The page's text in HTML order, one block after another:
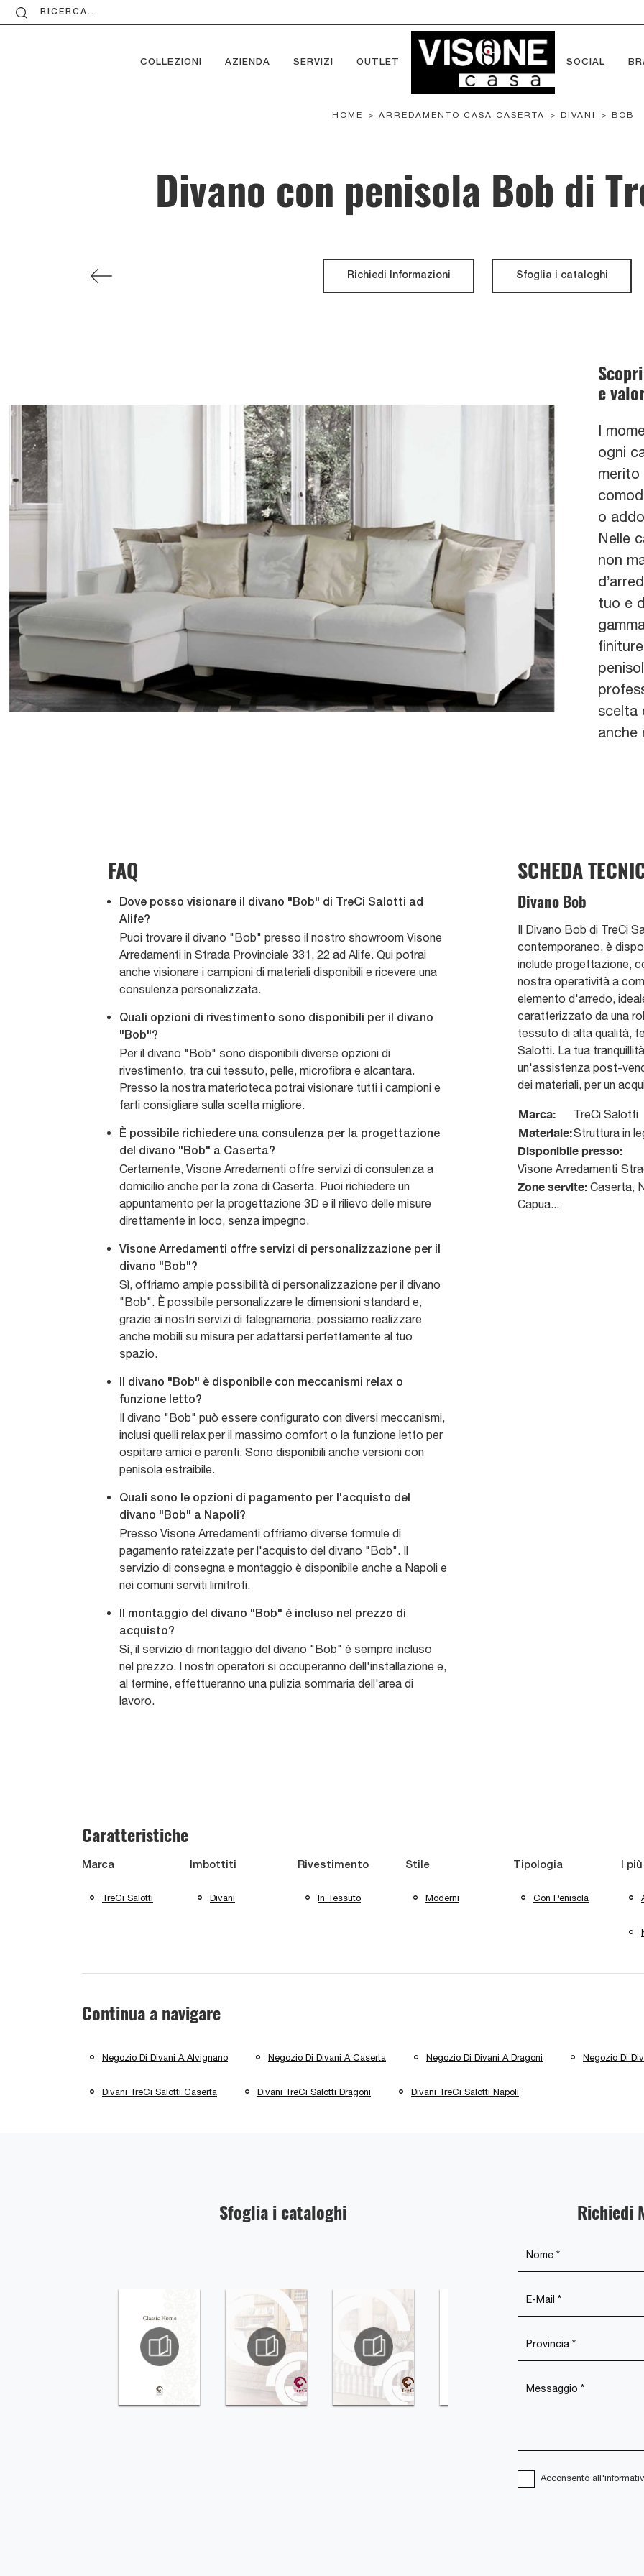
RICERCA...
COLLEZIONI AZIENDA SERVIZI OUTLET SOCIAL
HOME > ARREDAMENTO CASA CASERTA > DIVANI > BOB
Divano con penisola Bob di
Richiedi Informazioni Sfoglia i cataloghi
e
I
ogni
merito
o
Nelle
non
tuo e
scelta
anche
FAQ
Dove posso visionare il divano "Bob" di TreCi Salotti ad
Alife?
Puoi trovare il divano "Bob" presso il nostro showroom Visone
Arredamenti in Strada Provinciale 331, 22 ad Alife. Qui potrai
anche visionare i campioni di materiali disponibili e ricevere una
consulenza personalizzata.
Quali opzioni di rivestimento sono disponibili per il divano
"Bob"?
Per il divano "Bob" sono disponibili diverse opzioni di
rivestimento, tra cui tessuto, pelle, microfibra e alcantara.
Presso la nostra materioteca potrai visionare tutti i campioni e
farti consigliare sulla scelta migliore.
È possibile richiedere una consulenza per la progettazione
del divano "Bob" a Caserta?
Certamente, Visone Arredamenti offre servizi di consulenza a
domicilio anche per la zona di Caserta. Puoi richiedere un
appuntamento per la progettazione 3D e il rilievo delle misure
direttamente in loco, senza impegno.
Visone Arredamenti offre servizi di personalizzazione per il
divano "Bob"?
Sì, offriamo ampie possibilità di personalizzazione per il divano
"Bob". È possibile personalizzare le dimensioni standard e,
grazie ai nostri servizi di falegnameria, possiamo realizzare
anche mobili su misura per adattarsi perfettamente al tuo
spazio.
Il divano "Bob" è disponibile con meccanismi relax o
funzione letto?
Il divano "Bob" può essere configurato con diversi meccanismi,
inclusi quelli relax per il massimo comfort o la funzione letto per
ospitare amici e parenti. Sono disponibili anche versioni con
penisola estraibile.
Quali sono le opzioni di pagamento per l'acquisto del
divano "Bob" a Napoli?
Presso Visone Arredamenti offriamo diverse formule di
pagamento rateizzate per l'acquisto del divano "Bob". Il
servizio di consegna e montaggio è disponibile anche a Napoli e
nei comuni serviti limitrofi.
Il montaggio del divano "Bob" è incluso nel prezzo di
acquisto?
Sì, il servizio di montaggio del divano "Bob" è sempre incluso
nel prezzo. I nostri operatori si occuperanno dell'installazione e,
al termine, effettueranno una pulizia sommaria dell'area di
lavoro.
SCHEDA
Divano Bob
Il Divano Bob di TreCi
contemporaneo, è
include progettazione,
nostra operatività a
elemento d'arredo,
caratterizzato da una
tessuto di alta qualità,
Salotti. La tua
un'assistenza post-
dei materiali, per un
Marca: TreCi Salotti
Materiale:Struttura in
Disponibile presso:
Visone Arredamenti
Zone servite: Caserta,
Capua...
Caratteristiche
Marca
TreCi Salotti
Imbottiti
Divani
Rivestimento
In Tessuto
Stile
Moderni
Tipologia
Con Penisola
I
Continua a navigare
Negozio Di Divani A Alvignano Negozio Di Divani A Caserta Negozio Di Divani A Dragoni Negozio Di
Divani TreCi Salotti Caserta Divani TreCi Salotti Dragoni Divani TreCi Salotti Napoli
Sfoglia i cataloghi Richiedi
Acconsento